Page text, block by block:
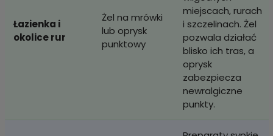
Łazienka i
okolice rur
Żel na mrówki
lub oprysk
punktowy
miejscach, rurach
i szczelinach. Żel
pozwala działać
blisko ich tras, a
oprysk
zabezpiecza
newralgiczne
punkty.